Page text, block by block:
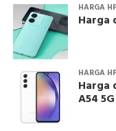
HARGA
Harga
HARGA
Harga
A54 5G